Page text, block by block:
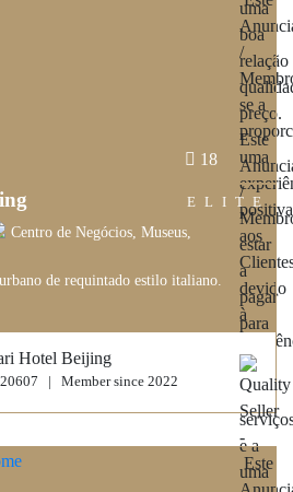
18
Centro de Negócios, Museus,
de requintado estilo italiano.
ELITE
Hotel Beijing
| Member since 2022